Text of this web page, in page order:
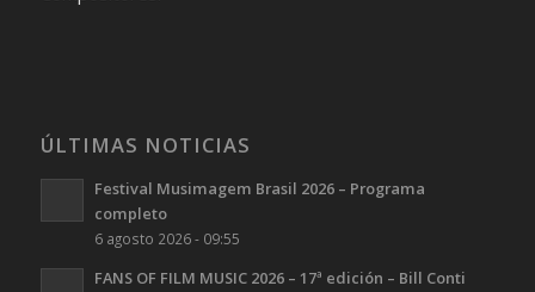
ÚLTIMAS NOTICIAS
Festival Musimagem Brasil 2026 – Programa
completo
6 agosto 2026 - 09:55
FANS OF FILM MUSIC 2026 – 17ª edición – Bill Conti